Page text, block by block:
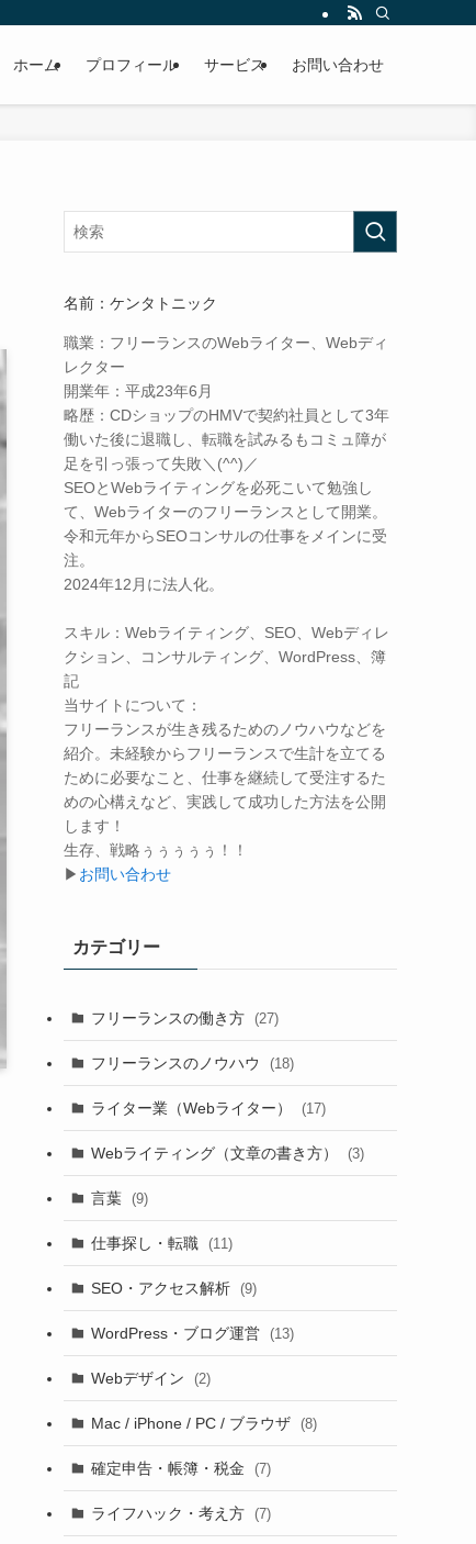
ホーム プロフィール サービス お問い合わせ
名前：ケンタトニック
職業： フリーランスのWebライター、Webディ
レクター
開業年： 平成23年6月
略歴： CDショップのHMVで契約社員として3年
働いた後に退職し、転職を試みるもコミュ障が
足を引っ張って失敗＼(^^)／
SEOとWebライティングを必死こいて勉強し
て、Webライターのフリーランスとして開業。
令和元年からSEOコンサルの仕事をメインに受
注。
2024年12月に法人化。
スキル： Webライティング、SEO、Webディレ
クション、コンサルティング、WordPress、簿
記
当サイトについて：
フリーランスが生き残るためのノウハウなどを
紹介。未経験からフリーランスで生計を立てる
ために必要なこと、仕事を継続して受注するた
めの心構えなど、実践して成功した方法を公開
します！
生存、戦略ぅぅぅぅぅ！！
▶ お問い合わせ
カテゴリー
フリーランスの働き方 (27)
フリーランスのノウハウ (18)
ライター業（Webライター） (17)
Webライティング（文章の書き方） (3)
言葉 (9)
仕事探し・転職 (11)
SEO・アクセス解析 (9)
WordPress・ブログ運営 (13)
Webデザイン (2)
Mac / iPhone / PC / ブラウザ (8)
確定申告・帳簿・税金 (7)
ライフハック・考え方 (7)